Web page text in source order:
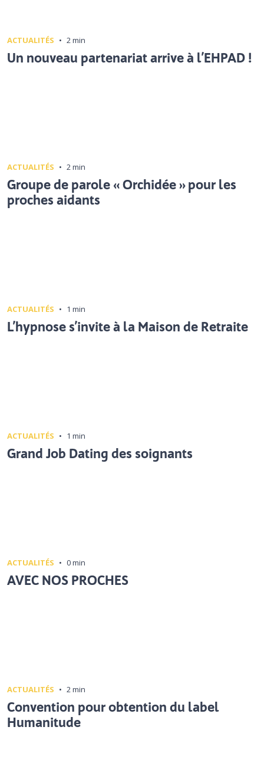
ACTUALITÉS • 2 min
Un nouveau partenariat arrive à l’EHPAD !
ACTUALITÉS • 2 min
Groupe de parole « Orchidée » pour les
proches aidants
ACTUALITÉS • 1 min
L’hypnose s’invite à la Maison de Retraite
ACTUALITÉS • 1 min
Grand Job Dating des soignants
ACTUALITÉS • 0 min
AVEC NOS PROCHES
ACTUALITÉS • 2 min
Convention pour obtention du label
Humanitude